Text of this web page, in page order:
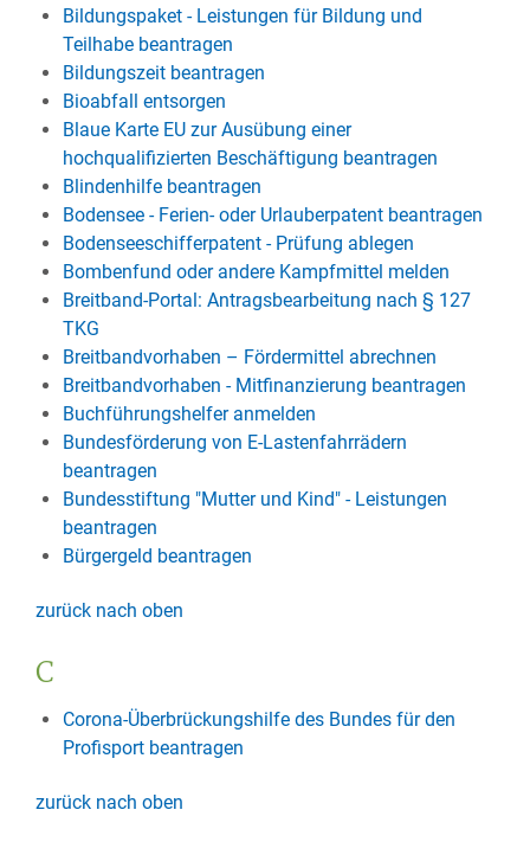
Bildungspaket - Leistungen für Bildung und
Teilhabe beantragen
Bildungszeit beantragen
Bioabfall entsorgen
Blaue Karte EU zur Ausübung einer
hochqualifizierten Beschäftigung beantragen
Blindenhilfe beantragen
Bodensee - Ferien- oder Urlauberpatent beantragen
Bodenseeschifferpatent - Prüfung ablegen
Bombenfund oder andere Kampfmittel melden
Breitband-Portal: Antragsbearbeitung nach § 127
TKG
Breitbandvorhaben – Fördermittel abrechnen
Breitbandvorhaben - Mitfinanzierung beantragen
Buchführungshelfer anmelden
Bundesförderung von E-Lastenfahrrädern
beantragen
Bundesstiftung "Mutter und Kind" - Leistungen
beantragen
Bürgergeld beantragen
zurück nach oben
C
Corona-Überbrückungshilfe des Bundes für den
Profisport beantragen
zurück nach oben